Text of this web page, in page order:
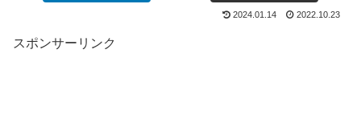
2024.01.14 2022.10.23
スポンサーリンク